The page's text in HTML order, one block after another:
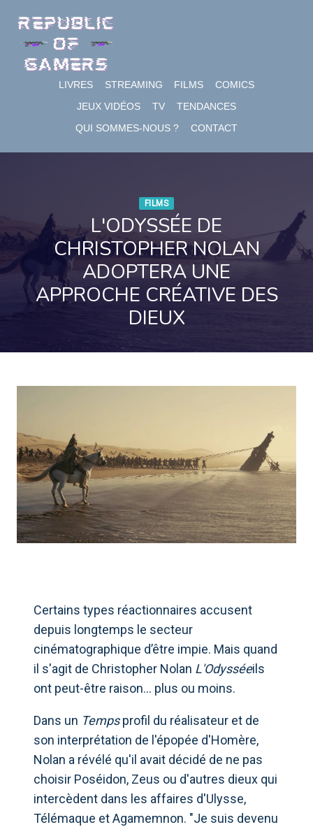
content
LIVRES STREAMING FILMS
COMICS
JEUX VIDÉOS
TV
TENDANCES
QUI SOMMES-NOUS ?
CONTACT
FILMS
L'ODYSSÉE DE
CHRISTOPHER NOLAN
ADOPTERA UNE
APPROCHE CRÉATIVE DES
DIEUX
Certains types réactionnaires accusent
depuis longtemps le secteur
cinématographique d’être impie. Mais quand
il s'agit de Christopher Nolan L'Odysséeils
ont peut-être raison… plus ou moins.
Dans un Tempsprofil du réalisateur et de
son interprétation de l'épopée d'Homère,
Nolan a révélé qu'il avait décidé de ne pas
choisir Poséidon, Zeus ou d'autres dieux qui
intercèdent dans les affaires d'Ulysse,
Télémaque et Agamemnon. "Je suis devenu